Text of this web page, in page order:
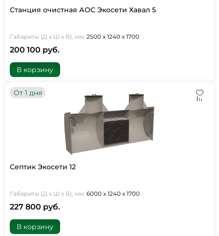
Станция очистная АОС Экосети Хавал 5
Габариты (Д х Ш х В), мм: 2500 х 1240 х 1700
200 100 руб.
В корзину
От 1 дня
Септик Экосети 12
Габариты (Д х Ш х В), мм: 6000 х 1240 х 1700
227 800 руб.
В корзину